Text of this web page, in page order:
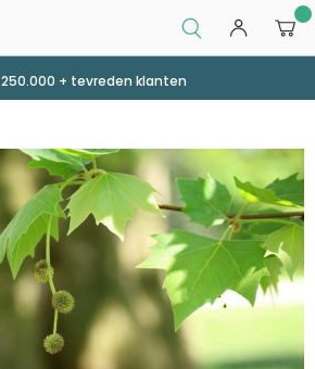
250.000 + tevreden klanten